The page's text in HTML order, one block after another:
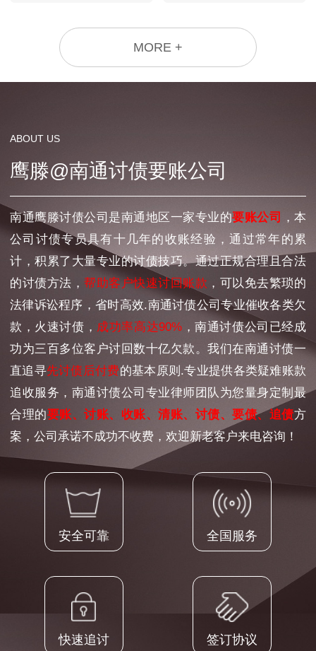
MORE +
ABOUT US
鹰滕@南通讨债要账公司
南通鹰滕讨债公司是南通地区一家专业的要账公司
，本
公司讨债专员具有十几年的收账经验，通过常年的累
计，积累了大量专业的讨债技巧。通过正规合理且合法
的讨债方法，帮助客户快速讨回账款 ，可以免去繁琐的
法律诉讼程序，省时高效.南通讨债公司专业催收各类欠
款，火速讨债， 成功率高达90% ，南通讨债公司已经成
功为三百多位客户讨回数十亿欠款。我们在南通讨债一
直追寻先讨债后付费的基本原则.专业提供各类疑难账款
追收服务，南通讨债公司专业律师团队为您量身定制最
合理的要账、讨账、收账、清账、讨债、要债、追债方
案，公司承诺不成功不收费，欢迎新老客户来电咨询！
安全可靠 全国服务
快速追讨 签订协议